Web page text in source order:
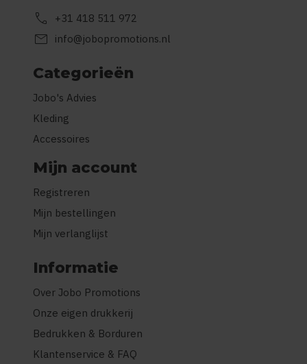
call +31 418 511 972
mail info@jobopromotions.nl
Categorieën
Jobo's Advies
Kleding
Accessoires
Mijn account
Registreren
Mijn bestellingen
Mijn verlanglijst
Informatie
Over Jobo Promotions
Onze eigen drukkerij
Bedrukken & Borduren
Klantenservice & FAQ